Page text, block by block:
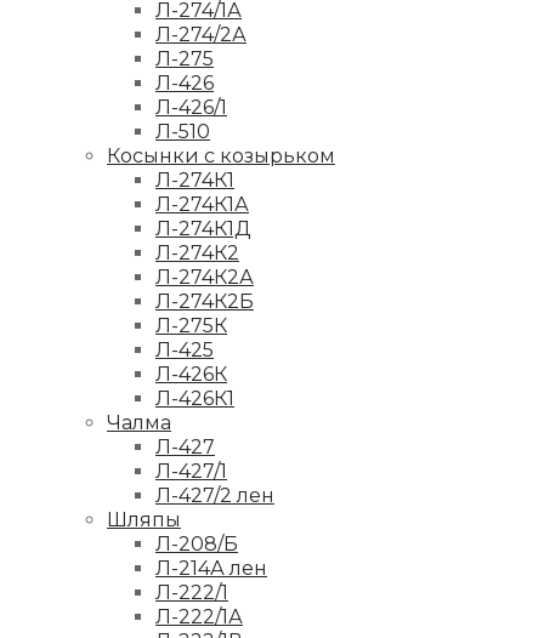
Л-274/1А
Л-274/2А
Л-275
Л-426
Л-426/1
Л-510
Косынки с козырьком
Л-274К1
Л-274К1А
Л-274К1Д
Л-274К2
Л-274К2А
Л-274К2Б
Л-275К
Л-425
Л-426К
Л-426К1
Чалма
Л-427
Л-427/1
Л-427/2 лен
Шляпы
Л-208/Б
Л-214А лен
Л-222/1
Л-222/1А